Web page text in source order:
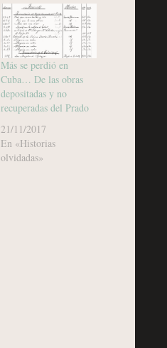
Más se perdió en
Cuba… De las obras
depositadas y no
recuperadas del Prado
21/11/2017
En «Historias
olvidadas»